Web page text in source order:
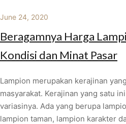
June 24, 2020
Beragamnya Harga
Kondisi dan Minat Pasar
Lampion merupakan kerajinan
masyarakat. Kerajinan yang satu
variasinya. Ada yang berupa
lampion taman, lampion karakter